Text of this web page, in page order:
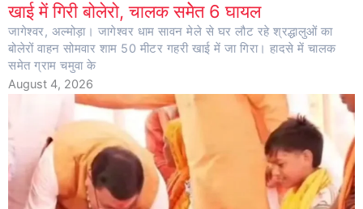
खाई में गिरी बोलेरो, चालक समेेत 6 घायल
जागेश्वर, अल्मोड़ा। जागेश्वर धाम सावन मेले से घर लौट रहे श्रद्धालुओं का
बोलेरों वाहन सोमवार शाम 50 मीटर गहरी खाई में जा गिरा। हादसे में चालक
समेत ग्राम चमुवा के
August 4, 2026